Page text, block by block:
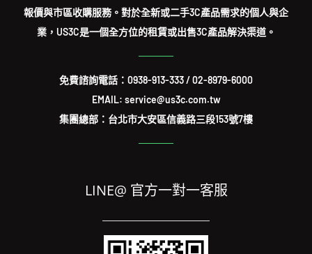
報價與市區收購服務。對於全新或二手3C產品需求的個人與企
業，US3C是一個全方位的租賃或出售3C產品解決渠道。
免費諮詢電話： 0938-913-333/02-8979-6000
EMAIL: service@us3c.com.tw
集團總部：台北市大安區信義路三段153號7樓
LINE@ 官方一對一客服